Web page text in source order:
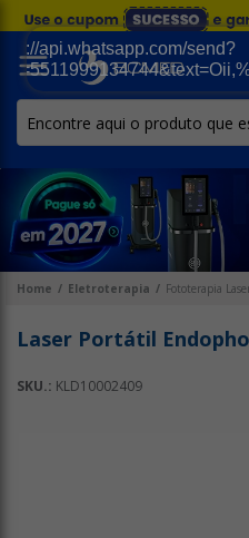
Home Eletroterapia Fototerapia
Laser Portátil
SKU.: KLD10002409